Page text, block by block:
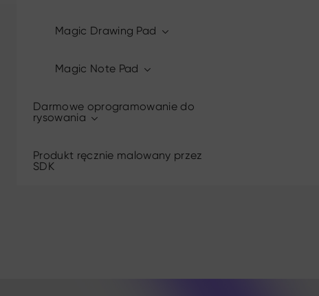
Magic Drawing Pad
Magic Note Pad
Darmowe oprogramowanie do
rysowania
Produkt ręcznie malowany przez
SDK